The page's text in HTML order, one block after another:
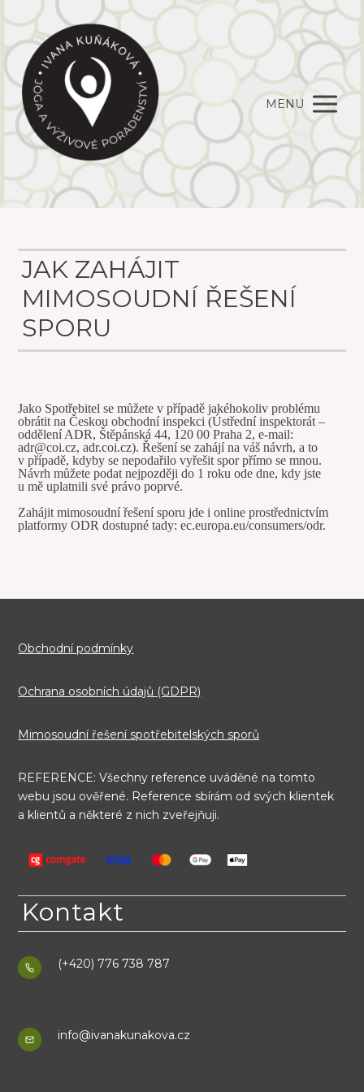
MENU
JAK ZAHÁJIT
MIMOSOUDNÍ ŘEŠENÍ
SPORU
Jako Spotřebitel se můžete v případě jakéhokoliv problému
obrátit na Českou obchodní inspekci (Ústřední inspektorát –
oddělení ADR, Štěpánská 44, 120 00 Praha 2, e-mail:
adr@coi.cz, adr.coi.cz). Řešení se zahájí na váš návrh, a to
v případě, kdyby se nepodařilo vyřešit spor přímo se mnou.
Návrh můžete podat nejpozději do 1 roku ode dne, kdy jste
u mě uplatnili své právo poprvé.
Zahájit mimosoudní řešení sporu jde i online prostřednictvím
platformy ODR dostupné tady: ec.europa.eu/consumers/odr.
Obchodní podmínky
Ochrana osobních údajů (GDPR)
Mimosoudní řešení spotřebitelských sporů
REFERENCE: Všechny reference uváděné na tomto
webu jsou ověřené. Reference sbírám od svých klientek
a klientů a některé z nich zveřejňuji.
Kontakt
(+420) 776 738 787
info@ivanakunakova.cz